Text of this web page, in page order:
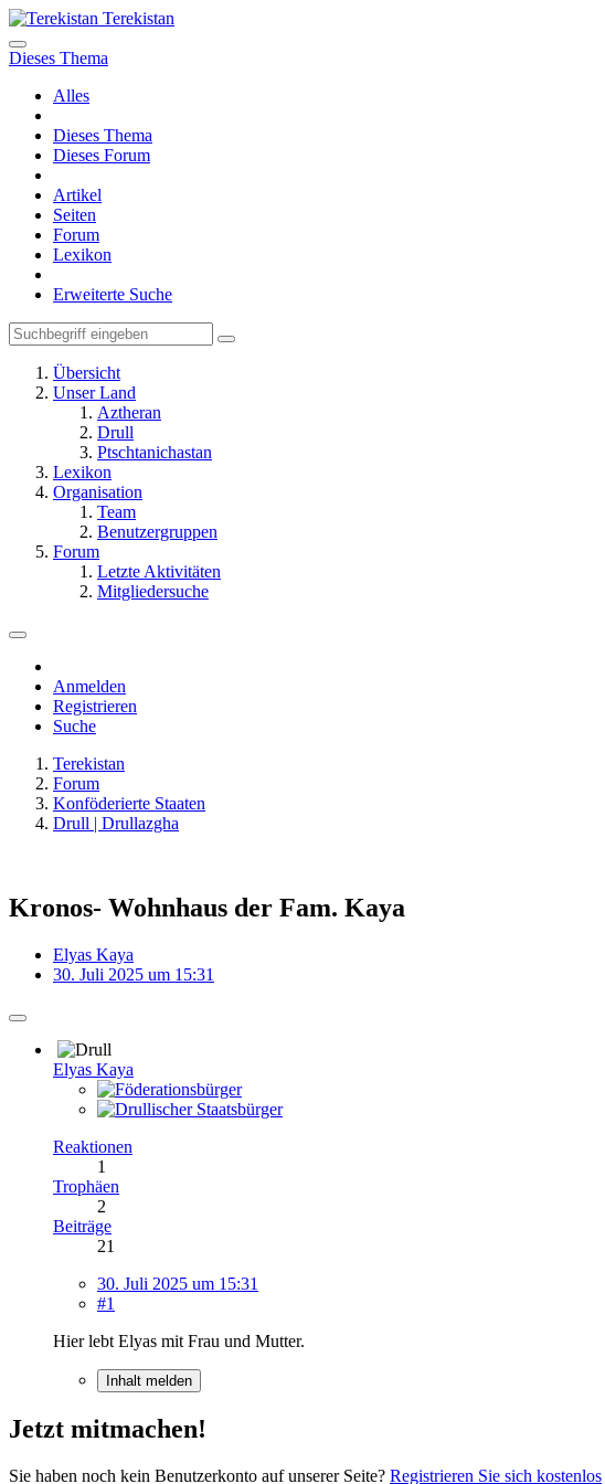
Terekistan
Dieses Thema
Alles
Dieses Thema
Dieses Forum
Artikel
Seiten
Forum
Lexikon
Erweiterte Suche
Übersicht
Unser Land
Aztheran
Drull
Ptschtanichastan
Lexikon
Organisation
Team
Benutzergruppen
Forum
Letzte Aktivitäten
Mitgliedersuche
Anmelden
Registrieren
Suche
Terekistan
Forum
Konföderierte Staaten
Drull | Drullazgha
Kronos- Wohnhaus der Fam. Kaya
Elyas Kaya
30. Juli 2025 um 15:31
Elyas Kaya
Reaktionen
1
Trophäen
2
Beiträge
21
30. Juli 2025 um 15:31
#1
Hier lebt Elyas mit Frau und Mutter.
Inhalt melden
Jetzt mitmachen!
Sie haben noch kein Benutzerkonto auf unserer Seite? Registrieren Sie sich kostenlos